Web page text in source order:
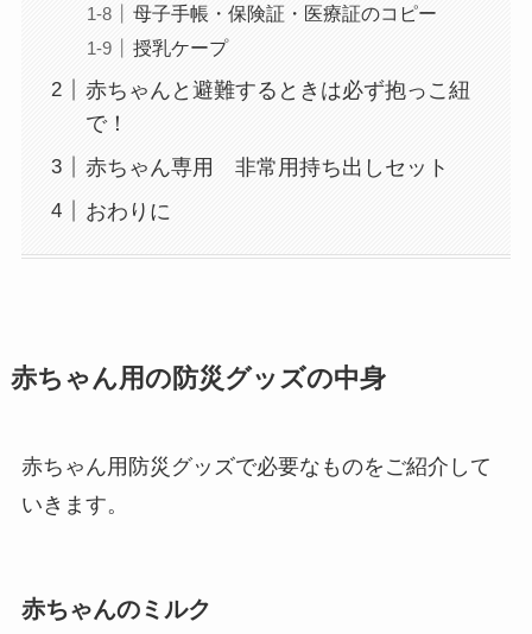
母子手帳・保険証・医療証のコピー
授乳ケープ
赤ちゃんと避難するときは必ず抱っこ紐
で！
赤ちゃん専用 非常用持ち出しセット
おわりに
赤ちゃん用の防災グッズの中身
赤ちゃん用防災グッズで必要なものをご紹介して
いきます。
赤ちゃんのミルク